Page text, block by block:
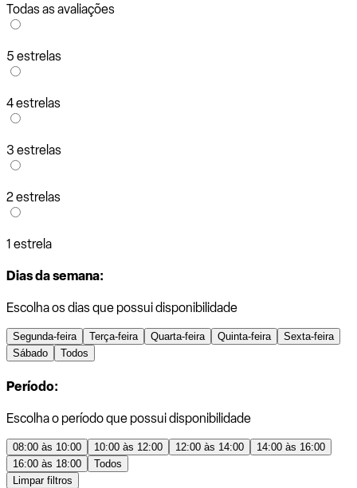
Todas as avaliações
5 estrelas
4 estrelas
3 estrelas
2 estrelas
1 estrela
Dias da semana:
Escolha os dias que possui disponibilidade
Segunda-feira Terça-feira Quarta-feira Quinta-feira
Sexta-feira
Sábado
Todos
Período:
Escolha o período que possui disponibilidade
08:00 às 10:00 10:00 às 12:00 12:00 às 14:00
14:00 às 16:00
16:00 às 18:00
Todos
Limpar filtros